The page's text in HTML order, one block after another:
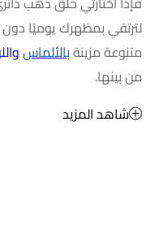
لترتقي بمظهرك يوميًا
متنوعة مزينةبالألماس
من بينها.
شاهد المزيد